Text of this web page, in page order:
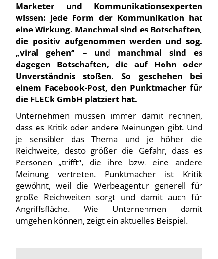
Marketer und Kommunikationsexperten
wissen: jede Form der Kommunikation hat
eine Wirkung. Manchmal sind es Botschaften,
die positiv aufgenommen werden und sog.
„viral gehen“ – und manchmal sind es
dagegen Botschaften, die auf Hohn oder
Unverständnis stoßen. So geschehen bei
einem Facebook-Post, den Punktmacher für
die FLECk GmbH platziert hat.
Unternehmen müssen immer damit rechnen,
dass es Kritik oder andere Meinungen gibt. Und
je sensibler das Thema und je höher die
Reichweite, desto größer die Gefahr, dass es
Personen „trifft“, die ihre bzw. eine andere
Meinung vertreten. Punktmacher ist Kritik
gewöhnt, weil die Werbeagentur generell für
große Reichweiten sorgt und damit auch für
Angriffsfläche. Wie Unternehmen damit
umgehen können, zeigt ein aktuelles Beispiel.